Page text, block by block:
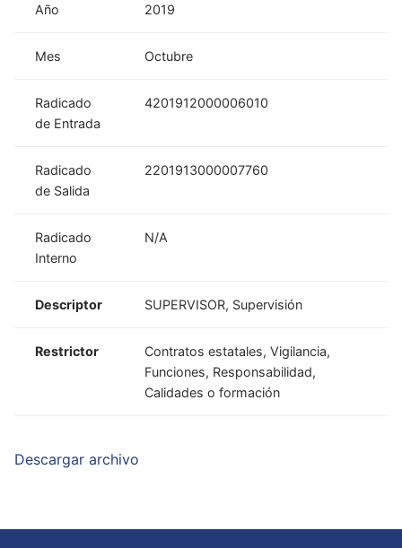
Año 2019
Mes Octubre
Radicado
de Entrada
4201912000006010
Radicado
de Salida
2201913000007760
Radicado
Interno
N/A
Descriptor SUPERVISOR, Supervisión
Restrictor
Contratos estatales, Vigilancia,
Funciones, Responsabilidad,
Calidades o formación
Descargar archivo